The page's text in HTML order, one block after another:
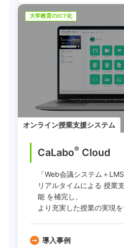
大学教育のICT化
オンライン授業支援システム
CaLabo® ︎ Cloud
「Web会議システム＋
リアルタイムによる 授業
能 を補完し、
より充実した授業の実現
導入事例